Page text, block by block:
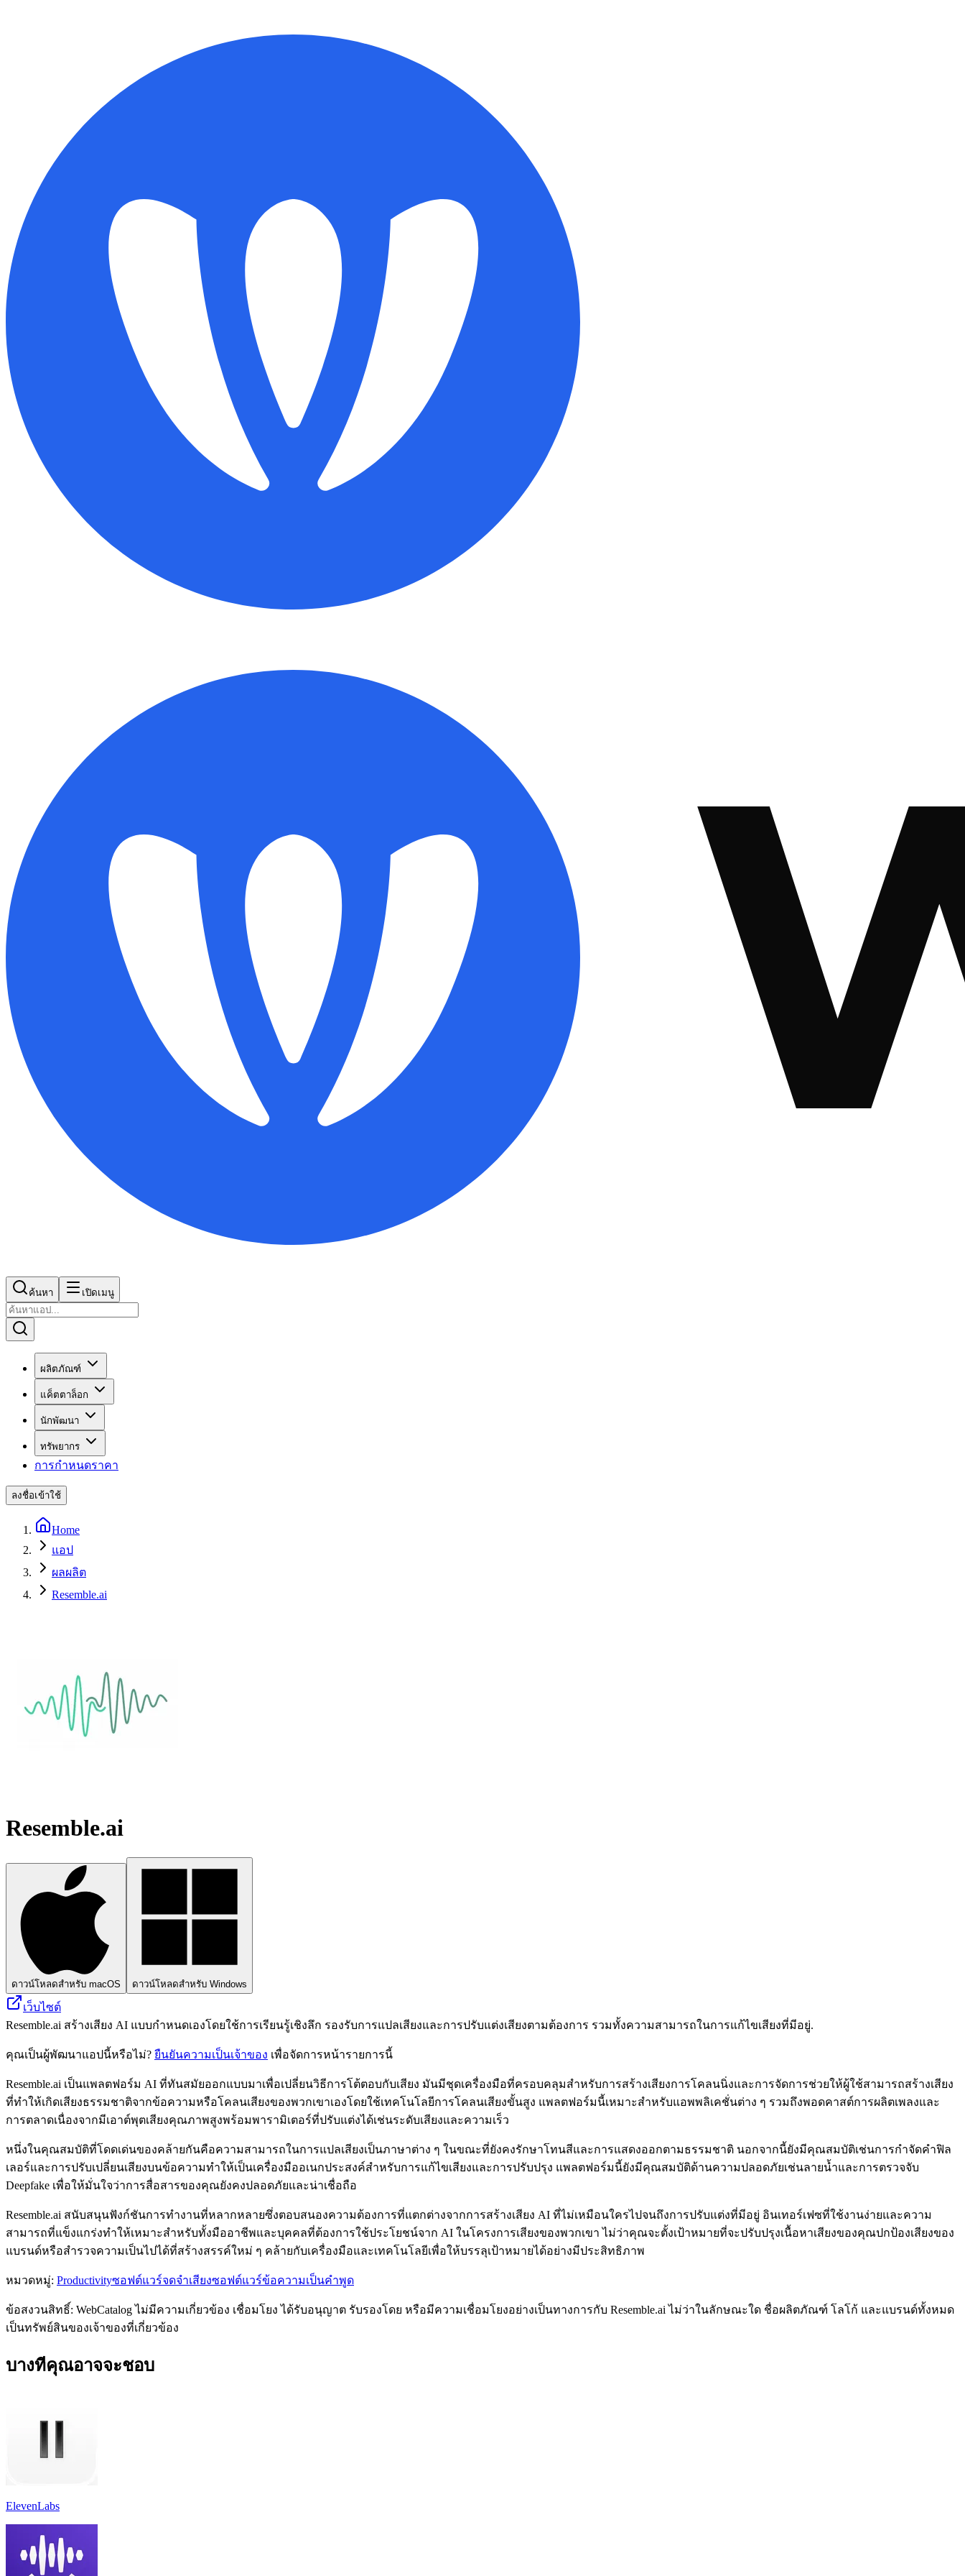
ค้นหา เปิดเมนู
ผลิตภัณฑ์
แค็ตตาล็อก
นักพัฒนา
ทรัพยากร
การกำหนดราคา
ลงชื่อเข้าใช้
Home
แอป
ผลผลิต
Resemble.ai
Resemble.ai
ดาวน์โหลดสำหรับ macOS ดาวน์โหลดสำหรับ Windows
เว็บไซต์
Resemble.ai สร้างเสียง AI แบบกำหนดเองโดยใช้การเรียนรู้เชิงลึก รองรับการแปลเสียงและการปรับแต่งเสียงตามต้องการ รวมทั้งความสามารถในการแก้ไขเสียงที่มีอยู่.
คุณเป็นผู้พัฒนาแอปนี้หรือไม่? ยืนยันความเป็นเจ้าของ เพื่อจัดการหน้ารายการนี้
Resemble.ai เป็นแพลตฟอร์ม AI ที่ทันสมัยออกแบบมาเพื่อเปลี่ยนวิธีการโต้ตอบกับเสียง มันมีชุดเครื่องมือที่ครอบคลุมสำหรับการสร้างเสียงการโคลนนิ่งและการจัดการช่วยให้ผู้ใช้สามารถสร้างเสียง
ที่ทำให้เกิดเสียงธรรมชาติจากข้อความหรือโคลนเสียงของพวกเขาเองโดยใช้เทคโนโลยีการโคลนเสียงขั้นสูง แพลตฟอร์มนี้เหมาะสำหรับแอพพลิเคชั่นต่าง ๆ รวมถึงพอดคาสต์การผลิตเพลงและ
การตลาดเนื่องจากมีเอาต์พุตเสียงคุณภาพสูงพร้อมพารามิเตอร์ที่ปรับแต่งได้เช่นระดับเสียงและความเร็ว
หนึ่งในคุณสมบัติที่โดดเด่นของคล้ายกันคือความสามารถในการแปลเสียงเป็นภาษาต่าง ๆ ในขณะที่ยังคงรักษาโทนสีและการแสดงออกตามธรรมชาติ นอกจากนี้ยังมีคุณสมบัติเช่นการกำจัดคำฟิล
เลอร์และการปรับเปลี่ยนเสียงบนข้อความทำให้เป็นเครื่องมืออเนกประสงค์สำหรับการแก้ไขเสียงและการปรับปรุง แพลตฟอร์มนี้ยังมีคุณสมบัติด้านความปลอดภัยเช่นลายน้ำและการตรวจจับ
Deepfake เพื่อให้มั่นใจว่าการสื่อสารของคุณยังคงปลอดภัยและน่าเชื่อถือ
Resemble.ai สนับสนุนฟังก์ชันการทำงานที่หลากหลายซึ่งตอบสนองความต้องการที่แตกต่างจากการสร้างเสียง AI ที่ไม่เหมือนใครไปจนถึงการปรับแต่งที่มีอยู่ อินเทอร์เฟซที่ใช้งานง่ายและความ
สามารถที่แข็งแกร่งทำให้เหมาะสำหรับทั้งมืออาชีพและบุคคลที่ต้องการใช้ประโยชน์จาก AI ในโครงการเสียงของพวกเขา ไม่ว่าคุณจะตั้งเป้าหมายที่จะปรับปรุงเนื้อหาเสียงของคุณปกป้องเสียงของ
แบรนด์หรือสำรวจความเป็นไปได้ที่สร้างสรรค์ใหม่ ๆ คล้ายกับเครื่องมือและเทคโนโลยีเพื่อให้บรรลุเป้าหมายได้อย่างมีประสิทธิภาพ
หมวดหมู่: Productivityซอฟต์แวร์จดจำเสียงซอฟต์แวร์ข้อความเป็นคำพูด
ข้อสงวนสิทธิ์: WebCatalog ไม่มีความเกี่ยวข้อง เชื่อมโยง ได้รับอนุญาต รับรองโดย หรือมีความเชื่อมโยงอย่างเป็นทางการกับ Resemble.ai ไม่ว่าในลักษณะใด ชื่อผลิตภัณฑ์ โลโก้ และแบรนด์ทั้งหมด
เป็นทรัพย์สินของเจ้าของที่เกี่ยวข้อง
บางทีคุณอาจจะชอบ
ElevenLabs